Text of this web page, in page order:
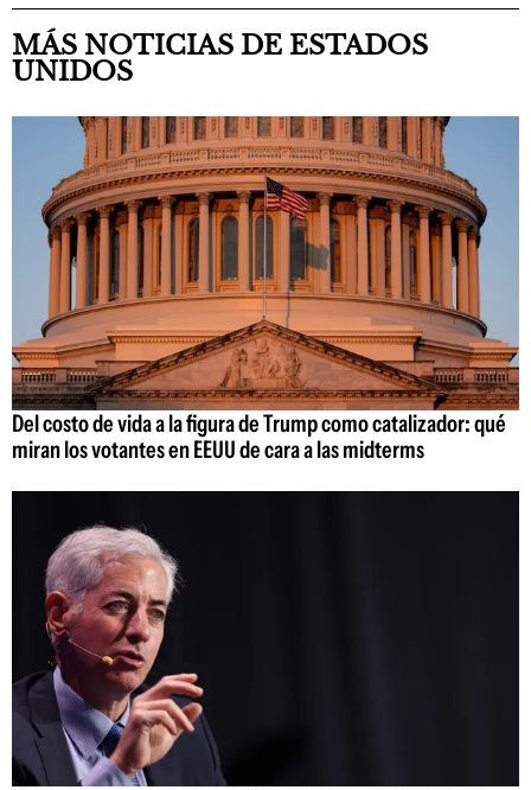
MÁS NOTICIAS DE ESTADOS
UNIDOS
Del costo de vida a la figura de Trump como catalizador: qué
miran los votantes en EEUU de cara a las midterms